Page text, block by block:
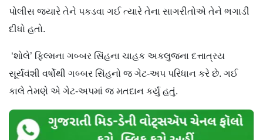
પોલીસ જ્યારે તેને પકડવા ગઈ ત્યારે તેના સાગરીતોએ તેને ભગાડી
દીધો હતો.
‘શોલે’ ફિલ્મના ગબ્બર સિંહના ચાહક અકલુજના દત્તાત્રય
સૂર્યવંશી વર્ષોથી ગબ્બર સિંહનો જ ગેટ-અપ પરિધાન કરે છે. ગઈ
કાલે તેમણે એ ગેટ-અપમાં જ મતદાન કર્યું હતું.